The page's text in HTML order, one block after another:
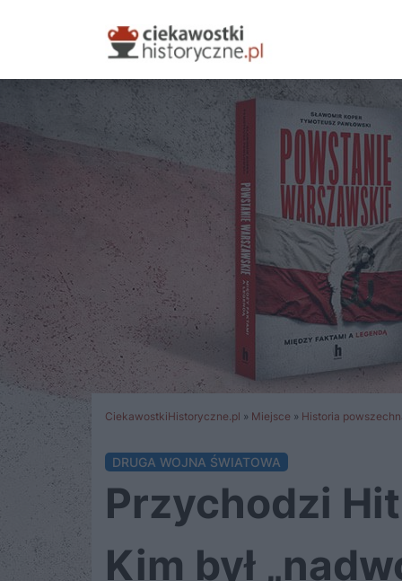
CiekawostkiHistoryczne.pl » Miejsce » Historia
DRUGA WOJNA ŚWIATOWA
Przychodzi
Kim był